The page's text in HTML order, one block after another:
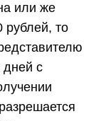
или же
рублей, то
дней с